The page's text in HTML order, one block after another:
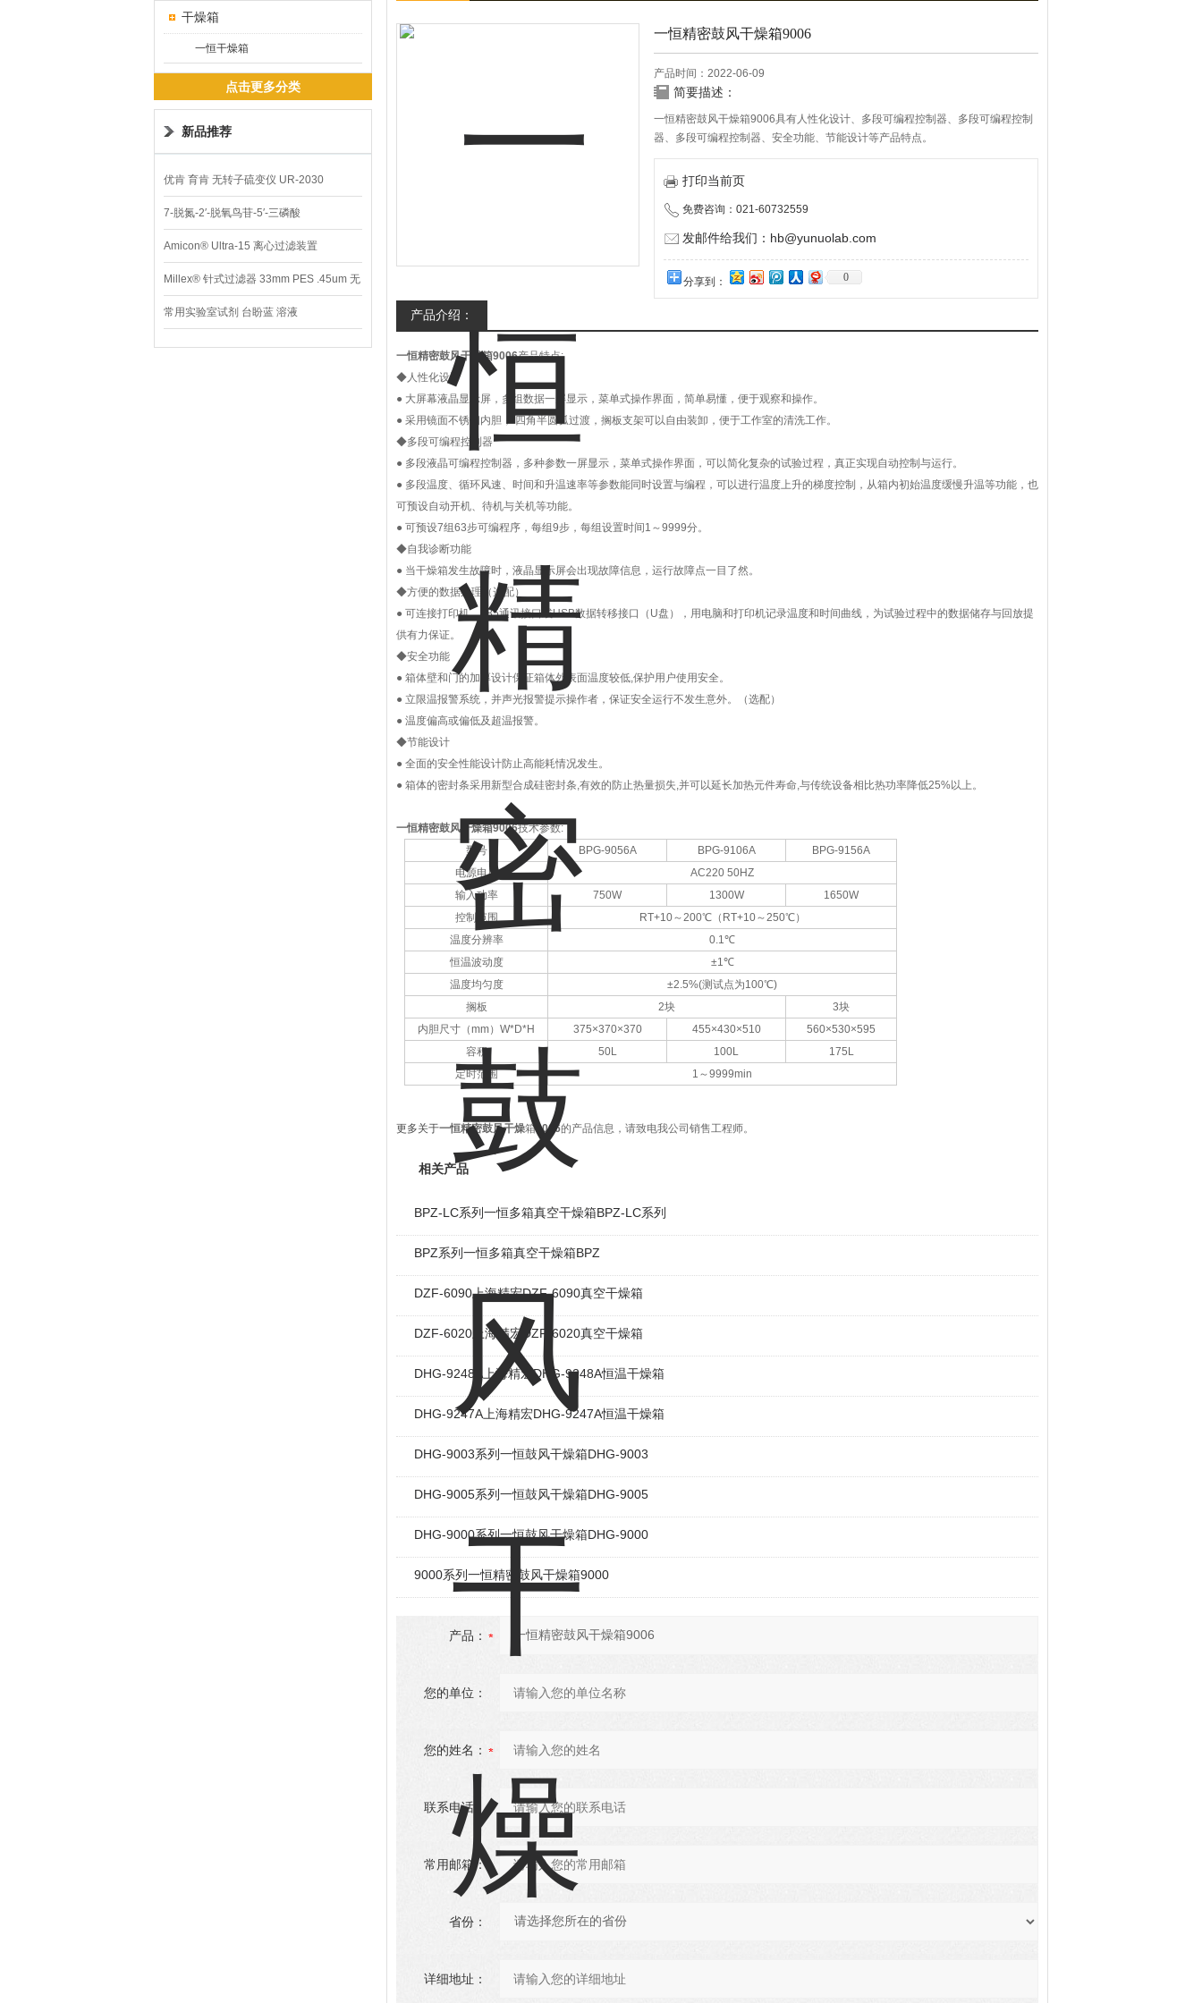
干燥箱
一恒干燥箱
点击更多分类
新品推荐
优肯 育肯 无转子硫变仪 UR-2030
7-脱氮-2′-脱氧鸟苷-5′-三磷酸
Amicon® Ultra-15 离心过滤装置
Millex® 针式过滤器 33mm PES .45um 无
菌
常用实验室试剂 台盼蓝 溶液
一恒精密鼓风干燥箱9006
产品时间：2022-06-09
简要描述：
一恒精密鼓风干燥箱9006具有人性化设计、多段可编程控制器、多段可编程控制
器、多段可编程控制器、安全功能、节能设计等产品特点。
打印当前页
免费咨询：021-60732559
发邮件给我们：hb@yunuolab.com
分享到： 0
产品介绍：
一恒精密鼓风干燥箱9006产品特点:
◆人性化设计
● 大屏幕液晶显示屏，多组数据一屏显示，菜单式操作界面，简单易懂，便于观察和操作。
● 采用镜面不锈钢内胆， 四角半圆弧过渡，搁板支架可以自由装卸，便于工作室的清洗工作。
◆多段可编程控制器
● 多段液晶可编程控制器，多种参数一屏显示，菜单式操作界面，可以简化复杂的试验过程，真正实现自动控制与运行。
● 多段温度、循环风速、时间和升温速率等参数能同时设置与编程，可以进行温度上升的梯度控制，从箱内初始温度缓慢升温等功能，也
可预设自动开机、待机与关机等功能。
● 可预设7组63步可编程序，每组9步，每组设置时间1～9999分。
◆自我诊断功能
● 当干燥箱发生故障时，液晶显示屏会出现故障信息，运行故障点一目了然。
◆方便的数据处理（选配）
● 可连接打印机、485通讯接口或USB数据转移接口（U盘），用电脑和打印机记录温度和时间曲线，为试验过程中的数据储存与回放提
供有力保证。
◆安全功能
● 箱体壁和门的加厚设计保证箱体外表面温度较低,保护用户使用安全。
● 立限温报警系统，并声光报警提示操作者，保证安全运行不发生意外。（选配）
● 温度偏高或偏低及超温报警。
◆节能设计
● 全面的安全性能设计防止高能耗情况发生。
● 箱体的密封条采用新型合成硅密封条,有效的防止热量损失,并可以延长加热元件寿命,与传统设备相比热功率降低25%以上。
一恒精密鼓风干燥箱9006技术参数:
型号
BPG-9056A BPG-9106A BPG-9156A
电源电压
AC220 50HZ
输入功率
750W 1300W
1650W
控制范围
RT+10～200℃（RT+10～250℃）
温度分辨率
0.1℃
恒温波动度
±1℃
温度均匀度
±2.5%(测试点为100℃)
搁板
2块 3块
内胆尺寸（mm）W*D*H
375×370×370 455×430×510
560×530×595
容积
50L 100L
175L
定时范围
1 ～9999min
更多关于一恒精密鼓风干燥箱 9006的产品信息，请致电我公司销售工程师。
相关产品
BPZ-LC系列一恒多箱真空干燥箱BPZ-LC系列
BPZ系列一恒多箱真空干燥箱BPZ
DZF-6090上海精宏DZF-6090真空干燥箱
DZF-6020上海精宏DZF-6020真空干燥箱
DHG-9248A上海精宏DHG-9248A恒温干燥箱
DHG-9247A上海精宏DHG-9247A恒温干燥箱
DHG-9003系列一恒鼓风干燥箱DHG-9003
DHG-9005系列一恒鼓风干燥箱DHG-9005
DHG-9000系列一恒鼓风干燥箱DHG-9000
9000系列一恒精密鼓风干燥箱9000
产品：
您的单位：
您的姓名：
联系电话：
常用邮箱：
省份：
详细地址：